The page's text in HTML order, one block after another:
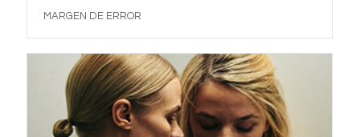
MARGEN DE ERROR